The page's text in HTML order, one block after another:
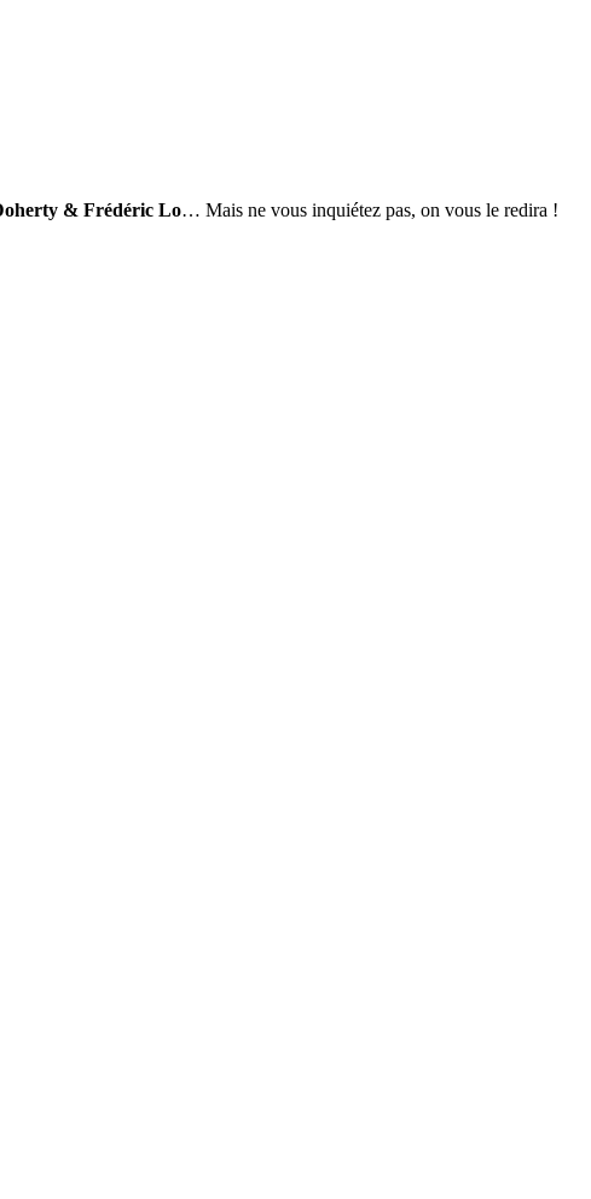
& Frédéric Lo… Mais ne vous inquiétez pas, on vous le redira !